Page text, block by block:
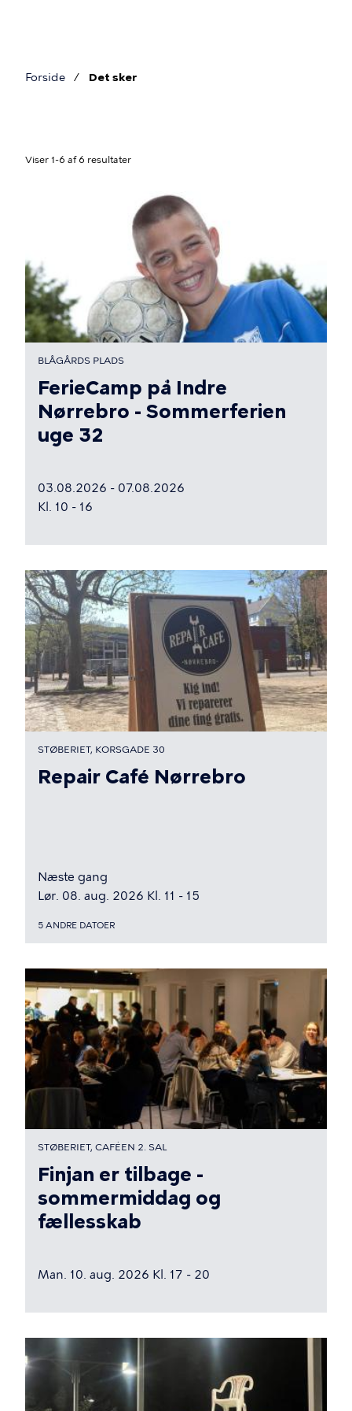
Forside Det sker
i
Kultur
og
Fritid
N
Viser 1-6 af 6 resultater
BLÅGÅRDS PLADS
FerieCamp på Indre
Nørrebro - Sommerferien
uge 32
03.08.2026 - 07.08.2026
Kl. 10 - 16
STØBERIET, KORSGADE 30
Repair Café Nørrebro
Næste gang
Lør. 08. aug. 2026 Kl. 11 - 15
5 ANDRE DATOER
STØBERIET, CAFÉEN 2. SAL
Finjan er tilbage -
sommermiddag og
fællesskab
Man. 10. aug. 2026 Kl. 17 - 20